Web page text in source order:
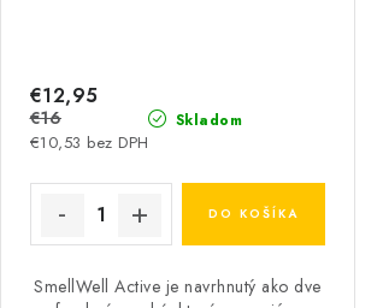
Skladom
€10,53 bez DPH
€12,95
€16
DO KOŠÍKA
SmellWell Active je navrhnutý ako dve